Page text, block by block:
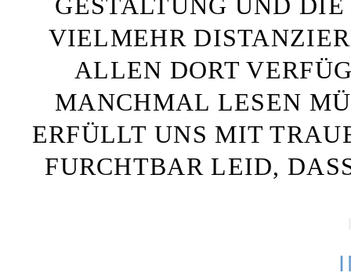
GESTALTUNG UND
VIELMEHR
ALLEN DORT
MANCHMAL LESEN
ERFÜLLT UNS MIT
FURCHTBAR LEID,